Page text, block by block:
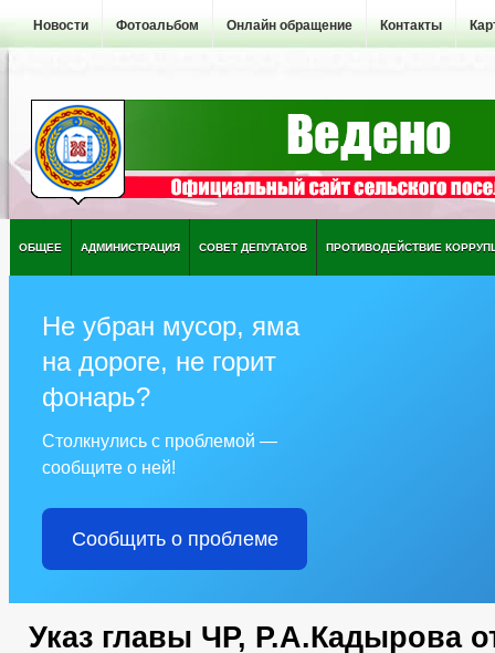
Новости Фотоальбом Онлайн обращение Контакты
ОБЩЕЕ АДМИНИСТРАЦИЯ СОВЕТ ДЕПУТАТОВ ПРОТИВОДЕЙСТВИЕ
Не убран мусор, яма
на дороге, не горит
фонарь?
Столкнулись с проблемой —
сообщите о ней!
Сообщить о проблеме
Указ главы ЧР, Р.А.Кадырова